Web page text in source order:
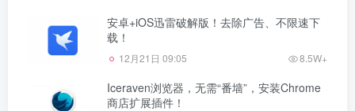
安卓+iOS迅雷破解版！去除广告、不限速下
载！
12月21日 09:05 8.5W+
Iceraven浏览器，无需“番墙”，安装Chrome
商店扩展插件！